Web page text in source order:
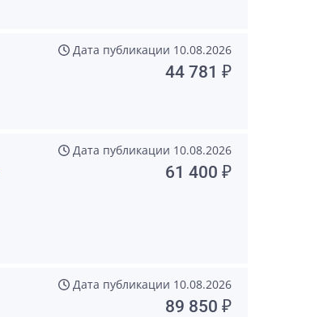
Дата публикации 10.08.2026
44 781 ₽
Дата публикации 10.08.2026
61 400 ₽
Дата публикации 10.08.2026
89 850 ₽